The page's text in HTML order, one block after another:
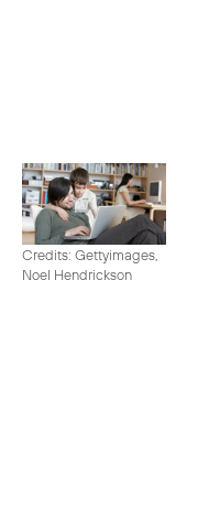
Credits: Gettyimages,
Noel Hendrickson